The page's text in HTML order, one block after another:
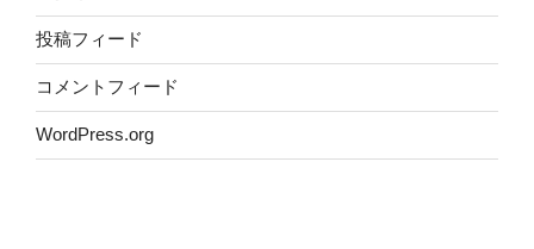
投稿フィード
コメントフィード
WordPress.org